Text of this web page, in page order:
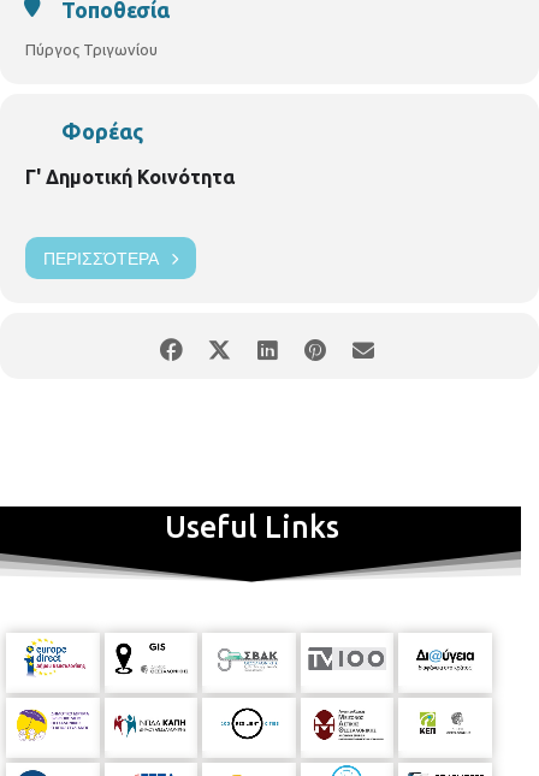
Τοποθεσία
Πύργος Τριγωνίου
Φορέας
Γ' Δημοτική Κοινότητα
ΠΕΡΙΣΣΌΤΕΡΑ
Useful Links